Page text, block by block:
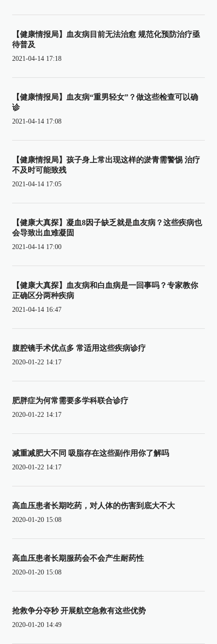
【健康情报局】血友病目前无法治愈 规范化预防治疗亟
待普及
2021-04-14 17:18
【健康情报局】血友病“重男轻女”？做这些检查可以确
诊
2021-04-14 17:08
【健康情报局】孩子身上常出现这样的淤青需警惕 治疗
不及时可能致残
2021-04-14 17:05
【健康大真探】凝血8因子缺乏就是血友病？这些疾病也
会导致出血难凝固
2021-04-14 17:00
【健康大真探】血友病和白血病是一回事吗？专家教你
正确区分两种疾病
2021-04-14 16:47
腹腔镜手术优点多 常适用这些疾病诊疗
2020-01-22 14:17
肥胖症为何常需要多学科联合诊疗
2020-01-22 14:17
减重减肥大不同 吸脂存在这些副作用你了解吗
2020-01-22 14:17
高血压患者长期吃药，对人体的伤害到底大不大
2020-01-20 15:08
高血压患者长期服药会不会产生耐药性
2020-01-20 15:08
抢救争分夺秒 开展航空急救有这些优势
2020-01-20 14:49